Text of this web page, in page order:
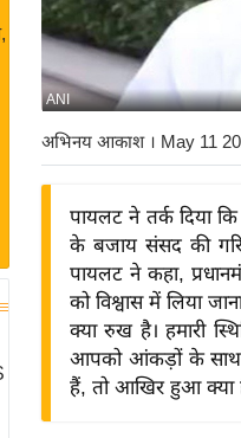
ANI
अभिनय आकाश। May 11
पायलट ने तर्क दिया कि
के बजाय संसद की
पायलट ने कहा,
को विश्वास में लिया
क्या रुख है। हमारी
आपको आंकड़ों के साथ
हैं, तो आखिर हुआ क्या